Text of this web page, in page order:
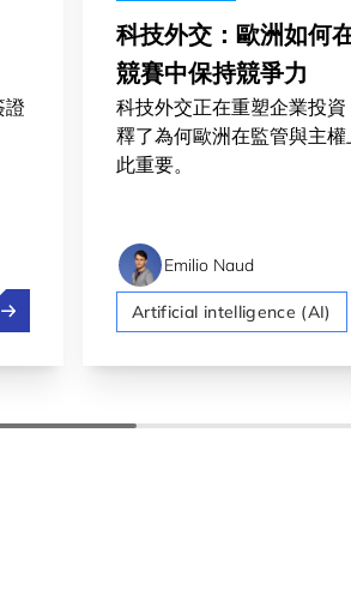
證
森堡打工度假簽證費用調整更新
科技外交：歐洲如何
競賽中保持競爭力
科技外交正在重塑企業投
釋了為何歐洲在監管與主
此重要。
Emilio Naud
Artificial intelligence (AI)